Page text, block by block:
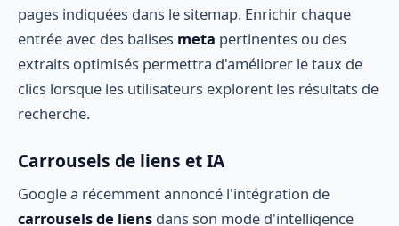
pages indiquées dans le sitemap. Enrichir chaque
entrée avec des balises meta pertinentes ou des
extraits optimisés permettra d'améliorer le taux de
clics lorsque les utilisateurs explorent les résultats de
recherche.
Carrousels de liens et IA
Google a récemment annoncé l'intégration de
carrousels de liens dans son mode d'intelligence